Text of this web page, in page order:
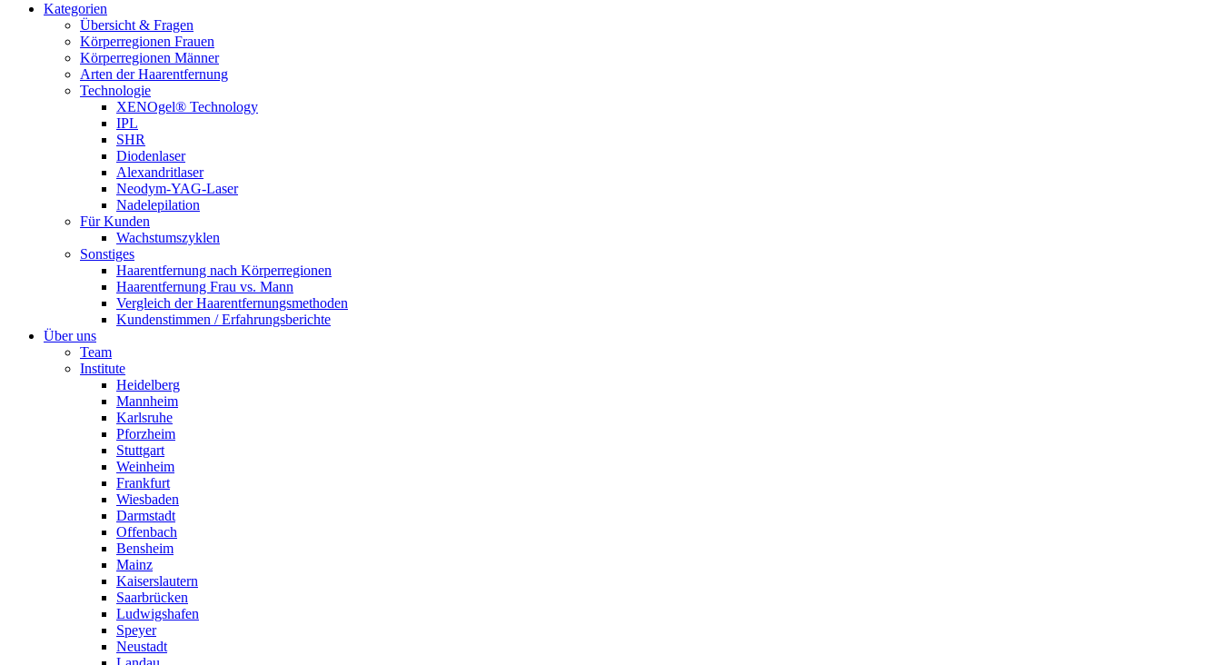
Kategorien
Übersicht & Fragen
Körperregionen Frauen
Körperregionen Männer
Arten der Haarentfernung
Technologie
XENOgel® Technology
IPL
SHR
Diodenlaser
Alexandritlaser
Neodym-YAG-Laser
Nadelepilation
Für Kunden
Wachstumszyklen
Sonstiges
Haarentfernung nach Körperregionen
Haarentfernung Frau vs. Mann
Vergleich der Haarentfernungsmethoden
Kundenstimmen / Erfahrungsberichte
Über uns
Team
Institute
Heidelberg
Mannheim
Karlsruhe
Pforzheim
Stuttgart
Weinheim
Frankfurt
Wiesbaden
Darmstadt
Offenbach
Bensheim
Mainz
Kaiserslautern
Saarbrücken
Ludwigshafen
Speyer
Neustadt